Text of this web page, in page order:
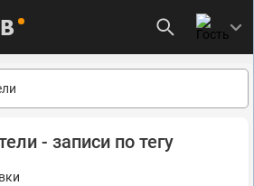
- записи по тегу